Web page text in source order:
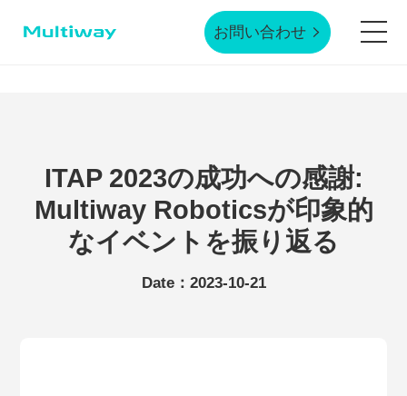
お問い合わせ
応用シーン
ITAP 2023の成功への感謝:
Multiway Roboticsが印象的
なイベントを振り返る
Date：2023-10-21